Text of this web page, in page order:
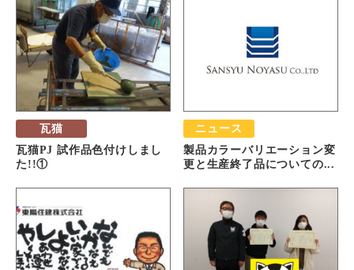
瓦猫
瓦猫PJ 試作品色付けしまし
た!!①
ニュース
製品カラーバリエーション変
更と生産終了品についての...